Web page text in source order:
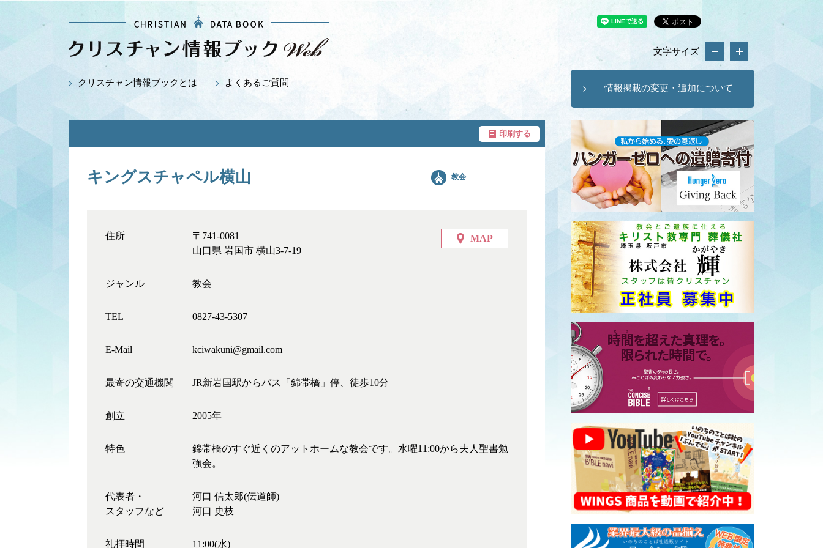
文字サイズ
情報掲載の変更・追加について
クリスチャン情報ブックとは よくあるご質問
印刷する
教会
キングスチャペル横山
住所 MAP
〒741-0081
山口県 岩国市 横山3-7-19
ジャンル 教会
TEL 0827-43-5307
E-Mail kciwakuni@gmail.com
最寄の交通機関 JR新岩国駅からバス「錦帯橋」停、徒歩10分
創立 2005年
特色
錦帯橋のすぐ近くのアットホームな教会です。水曜11:00から夫人聖書勉
強会。
代表者・
スタッフなど
河口 信太郎(伝道師)
河口 史枝
礼拝時間 11:00(水)